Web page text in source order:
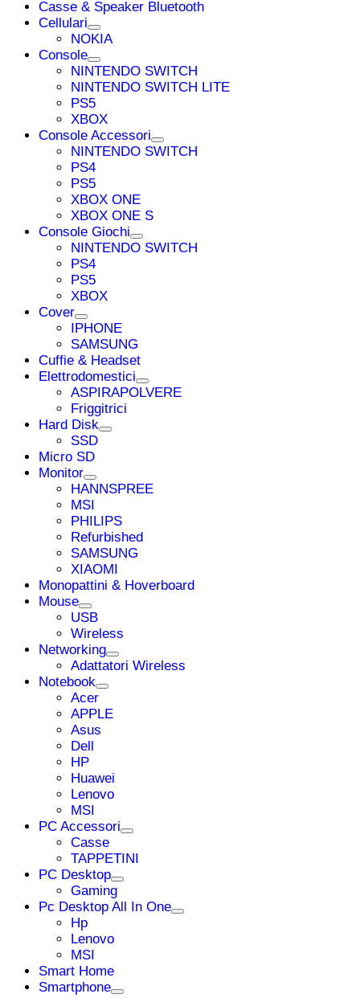
Casse & Speaker Bluetooth
Cellulari
NOKIA
Console
NINTENDO SWITCH
NINTENDO SWITCH LITE
PS5
XBOX
Console Accessori
NINTENDO SWITCH
PS4
PS5
XBOX ONE
XBOX ONE S
Console Giochi
NINTENDO SWITCH
PS4
PS5
XBOX
Cover
IPHONE
SAMSUNG
Cuffie & Headset
Elettrodomestici
ASPIRAPOLVERE
Friggitrici
Hard Disk
SSD
Micro SD
Monitor
HANNSPREE
MSI
PHILIPS
Refurbished
SAMSUNG
XIAOMI
Monopattini & Hoverboard
Mouse
USB
Wireless
Networking
Adattatori Wireless
Notebook
Acer
APPLE
Asus
Dell
HP
Huawei
Lenovo
MSI
PC Accessori
Casse
TAPPETINI
PC Desktop
Gaming
Pc Desktop All In One
Hp
Lenovo
MSI
Smart Home
Smartphone